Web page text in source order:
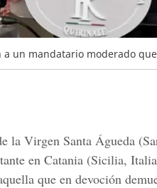
a un mandatario moderado
la Virgen Santa Águeda
en Catania (Sicilia,
que en devoción